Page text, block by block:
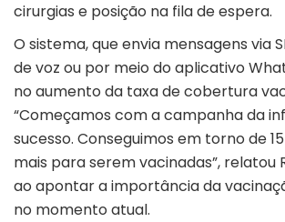
cirurgias e posição na fila de espera.
O sistema, que envia mensagens via
de voz ou por meio do aplicativo
no aumento da taxa de cobertura
“Começamos com a campanha da
sucesso. Conseguimos em torno de
mais para serem vacinadas”, relatou
ao apontar a importância da
no momento atual.